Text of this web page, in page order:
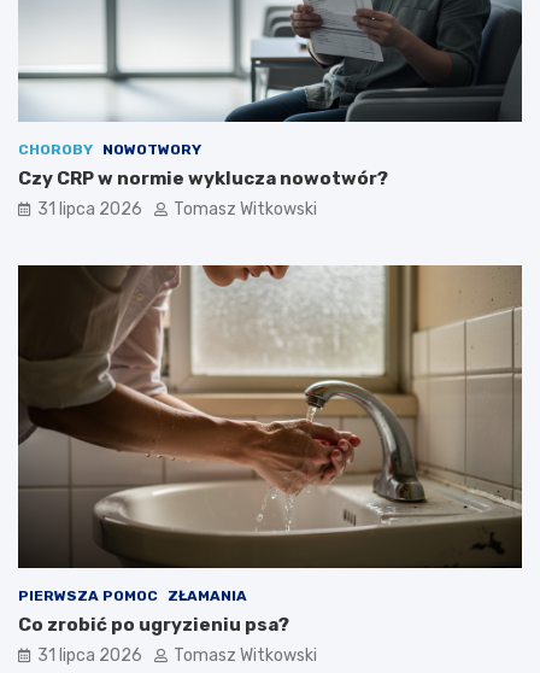
CHOROBY NOWOTWORY
Czy CRP w normie wyklucza nowotwór?
31 lipca 2026 Tomasz Witkowski
PIERWSZA POMOC ZŁAMANIA
Co zrobić po ugryzieniu psa?
31 lipca 2026 Tomasz Witkowski